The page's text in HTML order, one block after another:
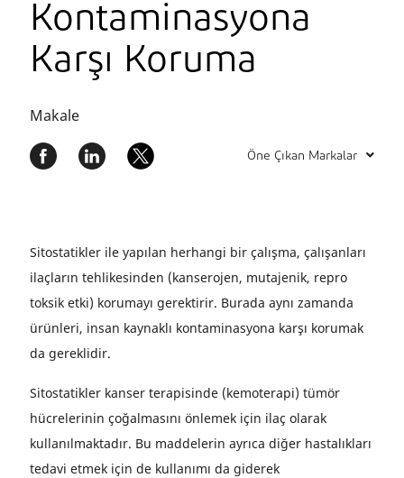
Kontaminasyona
Karşı Koruma
Makale
Öne Çıkan Markalar
Sitostatikler ile yapılan herhangi bir çalışma, çalışanları
ilaçların tehlikesinden (kanserojen, mutajenik, repro
toksik etki) korumayı gerektirir. Burada aynı zamanda
ürünleri, insan kaynaklı kontaminasyona karşı korumak
da gereklidir.
Sitostatikler kanser terapisinde (kemoterapi) tümör
hücrelerinin çoğalmasını önlemek için ilaç olarak
kullanılmaktadır. Bu maddelerin ayrıca diğer hastalıkları
tedavi etmek için de kullanımı da giderek